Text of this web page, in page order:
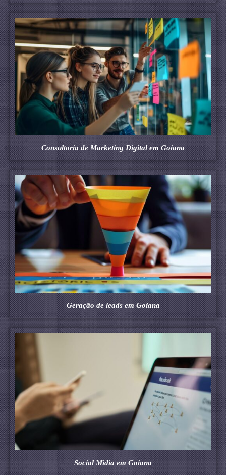
Consultoria de Marketing Digital em Goiana
Geração de leads em Goiana
Social Midia em Goiana